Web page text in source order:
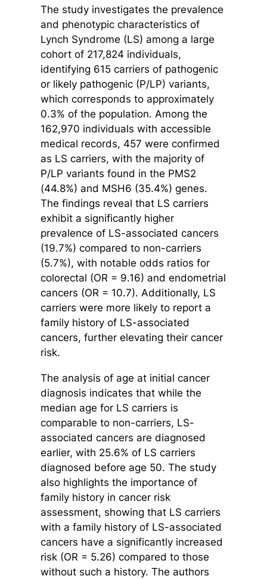
The study investigates the prevalence
and phenotypic characteristics of
Lynch Syndrome (LS) among a large
cohort of 217,824 individuals,
identifying 615 carriers of pathogenic
or likely pathogenic (P/LP) variants,
which corresponds to approximately
0.3% of the population. Among the
162,970 individuals with accessible
medical records, 457 were confirmed
as LS carriers, with the majority of
P/LP variants found in the PMS2
(44.8%) and MSH6 (35.4%) genes.
The findings reveal that LS carriers
exhibit a significantly higher
prevalence of LS-associated cancers
(19.7%) compared to non-carriers
(5.7%), with notable odds ratios for
colorectal (OR = 9.16) and endometrial
cancers (OR = 10.7). Additionally, LS
carriers were more likely to report a
family history of LS-associated
cancers, further elevating their cancer
risk.
The analysis of age at initial cancer
diagnosis indicates that while the
median age for LS carriers is
comparable to non-carriers, LS-
associated cancers are diagnosed
earlier, with 25.6% of LS carriers
diagnosed before age 50. The study
also highlights the importance of
family history in cancer risk
assessment, showing that LS carriers
with a family history of LS-associated
cancers have a significantly increased
risk (OR = 5.26) compared to those
without such a history. The authors